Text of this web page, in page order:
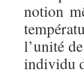
notion
l’unité
individu